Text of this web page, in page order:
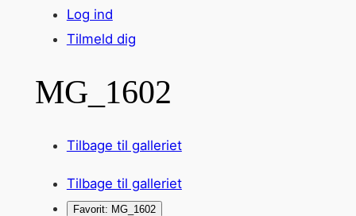
Log ind
Tilmeld dig
MG_1602
Tilbage til galleriet
Tilbage til galleriet
Favorit: MG_1602